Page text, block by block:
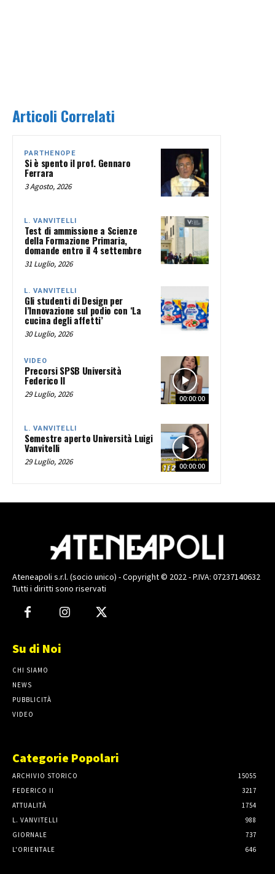
Articoli Correlati
PARTHENOPE
Si è spento il prof. Gennaro
Ferrara
3 Agosto, 2026
L. VANVITELLI
Test di ammissione a Scienze
della Formazione Primaria,
domande entro il 4 settembre
31 Luglio, 2026
L. VANVITELLI
Gli studenti di Design per
l’Innovazione sul podio con ‘La
cucina degli affetti’
30 Luglio, 2026
00:00:00
VIDEO
Precorsi SPSB Università
Federico II
29 Luglio, 2026
00:00:00
L. VANVITELLI
Semestre aperto Università Luigi
Vanvitelli
29 Luglio, 2026
Ateneapoli s.r.l. (socio unico) - Copyright © 2022 - P.IVA: 07237140632
Tutti i diritti sono riservati
Su di Noi
CHI SIAMO
NEWS
PUBBLICITÀ
VIDEO
Categorie Popolari
ARCHIVIO STORICO
15055
FEDERICO II
3217
ATTUALITÀ
1754
L. VANVITELLI
988
GIORNALE
737
L'ORIENTALE
646